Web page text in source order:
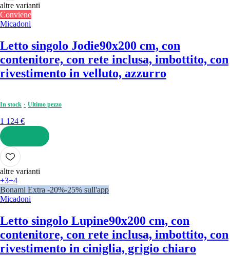
altre varianti
Conviene
Micadoni
Letto singolo Jodie90x200 cm, con
contenitore, con rete inclusa, imbottito, con
rivestimento in velluto, azzurro
In stock Ultimo pezzo
1 124 €
AGGIUNGI
altre varianti
+3+4
Bonami Extra -20%-25% sull'app
Micadoni
Letto singolo Lupine90x200 cm, con
contenitore, con rete inclusa, imbottito, con
rivestimento in ciniglia, grigio chiaro